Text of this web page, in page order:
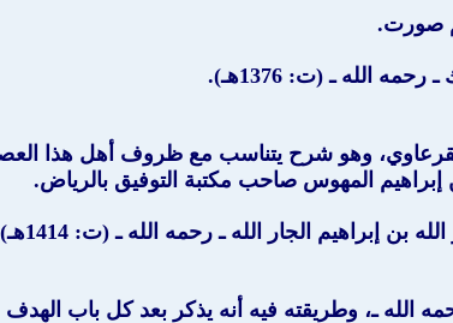
الله ـ (ت: 1376هـ).
وهو شرح يتناسب مع ظروف أهل هذا
"
الله ـ، وطريقته فيه أنه يذكر بعد كل باب